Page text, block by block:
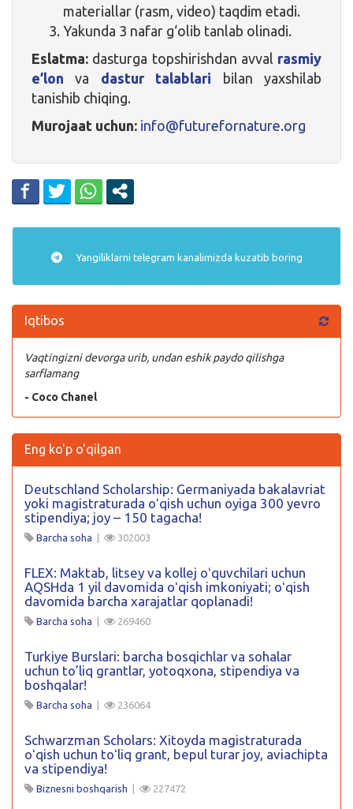
materiallar (rasm, video) taqdim etadi.
Yakunda 3 nafar g‘olib tanlab olinadi.
Eslatma: dasturga topshirishdan avval rasmiy
e’lon va dastur talablari bilan yaxshilab
tanishib chiqing.
Murojaat uchun: info@futurefornature.org
Yangiliklarni telegram kanalimizda kuzatib boring
Iqtibos
Vaqtingizni devorga urib, undan eshik paydo qilishga
sarflamang
- Coco Chanel
Eng ko'p o'qilgan
Deutschland Scholarship: Germaniyada bakalavriat
yoki magistraturada oʻqish uchun oyiga 300 yevro
stipendiya; joy – 150 tagacha!
Barcha soha | 302003
FLEX: Maktab, litsey va kollej oʻquvchilari uchun
AQSHda 1 yil davomida oʻqish imkoniyati; oʻqish
davomida barcha xarajatlar qoplanadi!
Barcha soha | 269460
Turkiye Burslari: barcha bosqichlar va sohalar
uchun to’liq grantlar, yotoqxona, stipendiya va
boshqalar!
Barcha soha | 236064
Schwarzman Scholars: Xitoyda magistraturada
oʻqish uchun toʻliq grant, bepul turar joy, aviachipta
va stipendiya!
Biznesni boshqarish | 227472